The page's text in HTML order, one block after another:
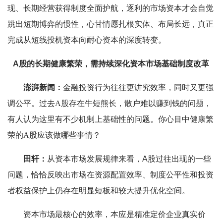
现、长期经营获得制度全面护航，逐利的市场资本才会自觉
跳出短期博弈的惯性，心甘情愿扎根实体、布局长远，真正
完成从短线投机资本向耐心资本的深度转变。
A股的长期健康繁荣，需持续深化资本市场基础制度改革
澎湃新闻： 金融投资行为往往更讲究效率，同时又更强
调公平。过去A股存在牛短熊长，散户难以赚到钱的问题，
有人认为这里有不少机制上基础性的问题。你心目中健康繁
荣的A股应该做哪些事情？
田轩： 从资本市场发展规律来看，A股过往出现的一些
问题，恰恰反映出市场在资源配置效率、制度公平性和投资
者权益保护上仍存在明显短板和较大提升优化空间。
资本市场最核心的效率，本应是精准定价企业真实价